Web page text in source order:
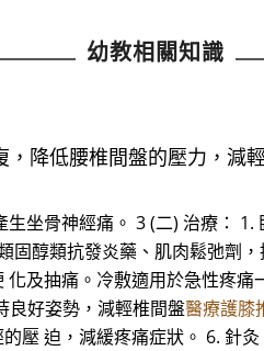
幼教相關知識
降低腰椎間盤的壓力，減
坐骨神經痛。 3 (二) 治療：
醇類抗發炎藥、肌肉鬆弛劑
及抽痛。冷敷適用於急性疼
良好姿勢，減輕椎間盤醫療護膝
壓 迫，減緩疼痛症狀。 6. 針